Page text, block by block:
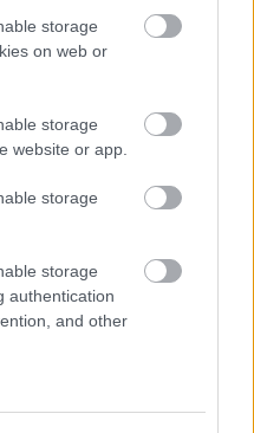
storage
on web or
storage
website or app.
storage
storage
authentication
and other